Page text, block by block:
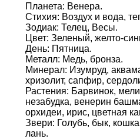
Планета: Венера.
Стихия: Воздух и вода,
Зодиак: Телец, Весы.
Цвет: Зеленый, желто-
День: Пятница.
Металл: Медь, бронза.
Минерал: Изумруд,
хризолит, сапфир,
Растения: Барвинок,
незабудка, венерин
орхидеи, ирис, цветная
Звери: Голубь, бык,
лань.